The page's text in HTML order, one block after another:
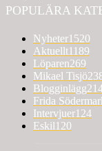
POPULÄRA
Nyheter1520
Aktuellt1189
Löparen269
Mikael Tisjö
Blogginlägg
Frida
Intervjuer124
Eskil120